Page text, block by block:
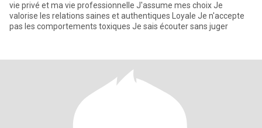
vie privé et ma vie professionnelle J'assume mes choix Je
valorise les relations saines et authentiques Loyale Je n'accepte
pas les comportements toxiques Je sais écouter sans juger